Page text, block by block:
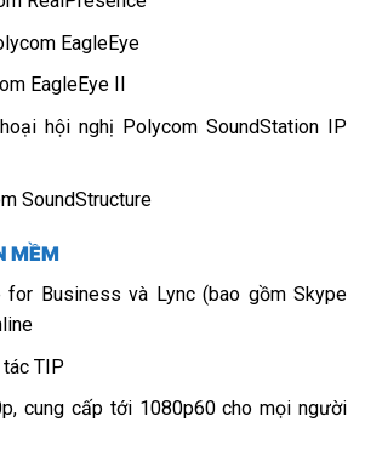
EagleEye
EagleEye II
hội nghị Polycom SoundStation IP
SoundStructure
MỀM
for Business và Lync (bao gồm Skype
TIP
cung cấp tới 1080p60 cho mọi người